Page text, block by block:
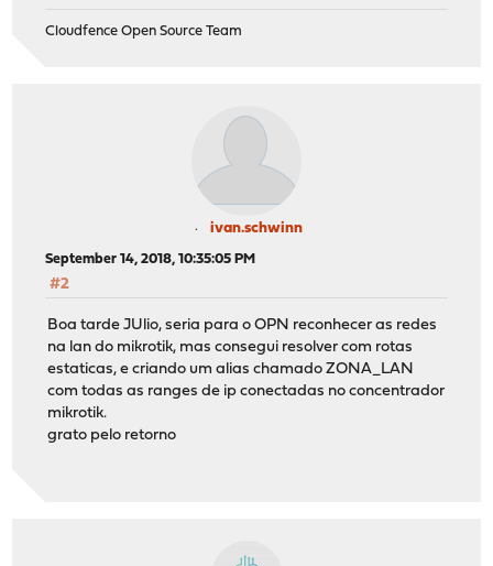
Cloudfence Open Source Team
ivan.schwinn
September 14, 2018, 10:35:05 PM
#2
Boa tarde JUlio, seria para o OPN reconhecer as redes
na lan do mikrotik, mas consegui resolver com rotas
estaticas, e criando um alias chamado ZONA_LAN
com todas as ranges de ip conectadas no concentrador
mikrotik.
grato pelo retorno